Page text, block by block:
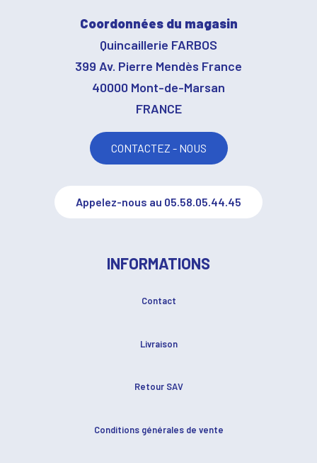
Coordonnées du magasin
Quincaillerie FARBOS
399 Av. Pierre Mendès France
40000 Mont-de-Marsan
FRANCE
CONTACTEZ - NOUS
Appelez-nous au 05.58.05.44.45
INFORMATIONS
Contact
Livraison
Retour SAV
Conditions générales de vente